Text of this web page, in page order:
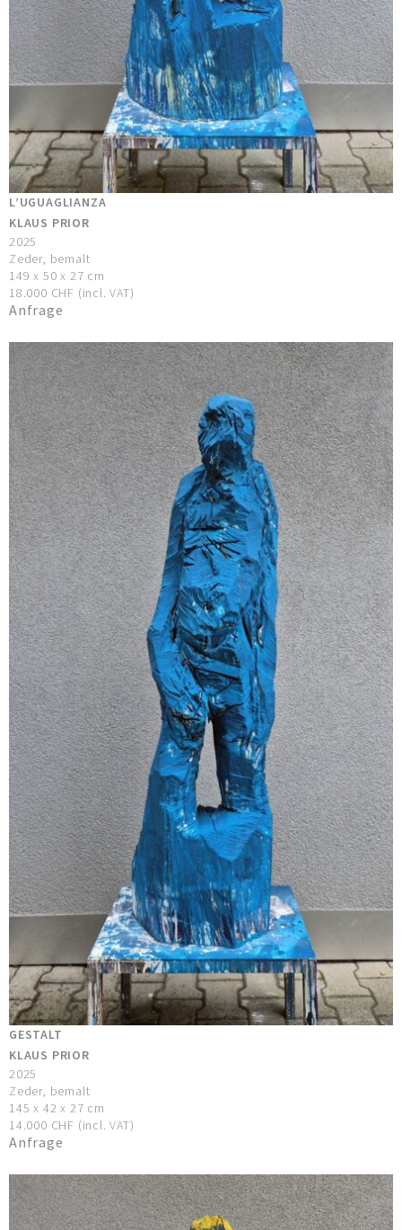
L’UGUAGLIANZA
KLAUS PRIOR
2025
Zeder, bemalt
149 x 50 x 27 cm
18.000 CHF (incl. VAT)
Anfrage
GESTALT
KLAUS PRIOR
2025
Zeder, bemalt
145 x 42 x 27 cm
14.000 CHF (incl. VAT)
Anfrage